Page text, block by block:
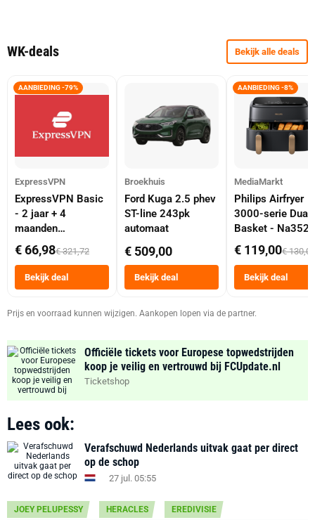
WK-deals Bekijk alle deals
AANBIEDING -79%
ExpressVPN
ExpressVPN Basic
- 2 jaar + 4
maanden
abonnement
€ 66,98€ 321,72
Bekijk deal
Broekhuis
Ford Kuga 2.5 phev
ST-line 243pk
automaat
€ 509,00
Bekijk deal
AANBIEDING -8%
MediaMarkt
Philips Airfryer
3000-serie Dual
Basket -
Dubbele Mand 9
Tot 6 Personen
Heteluchtfriteuse
Zwart
€ 119,00€ 130,00
Bekijk deal
Prijs en voorraad kunnen wijzigen. Aankopen lopen via de partner.
Officiële tickets voor Europese topwedstrijden
koop je veilig en vertrouwd bij FCUpdate.nl
Ticketshop
Lees ook:
Verafschuwd Nederlands uitvak gaat per direct
op de schop
27 jul. 05:55
JOEY PELUPESSY HERACLES EREDIVISIE